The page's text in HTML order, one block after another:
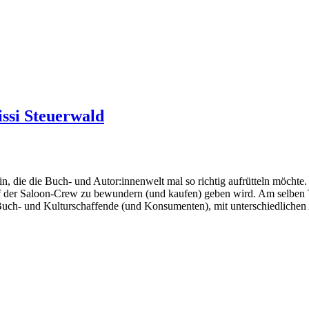
Steuerwald
die die Buch- und Autor:innenwelt mal so richtig aufrütteln
Saloon-Crew zu bewundern (und kaufen) geben wird. Am selben
und Kulturschaffende (und Konsumenten), mit unterschiedlichen